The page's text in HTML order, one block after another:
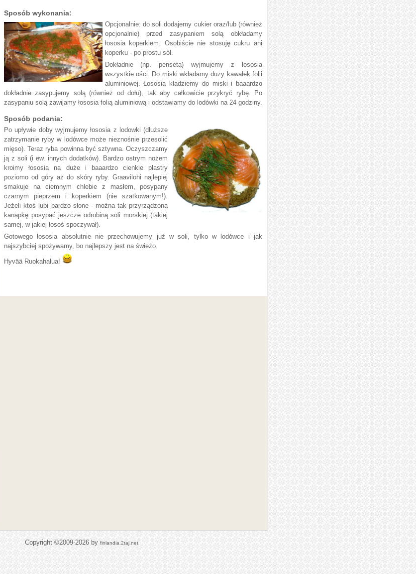
Sposób wykonania:
Opcjonalnie: do soli dodajemy cukier oraz/lub (również
opcjonalnie) przed zasypaniem solą obkładamy
łososia koperkiem. Osobiście nie stosuję cukru ani
koperku - po prostu sól.
Dokładnie (np. pensetą) wyjmujemy z łososia
wszystkie ości. Do miski wkładamy duży kawałek folii
aluminiowej. Łososia kładziemy do miski i baaardzo
dokładnie zasypujemy solą (również od dołu), tak aby całkowicie przykryć rybę. Po
zasypaniu solą zawijamy łososia folią aluminiową i odstawiamy do lodówki na 24 godziny.
Sposób podania:
Po upływie doby wyjmujemy łososia z lodowki (dłuższe
zatrzymanie ryby w lodówce może nieznośnie przesolić
mięso). Teraz ryba powinna być sztywna. Oczyszczamy
ją z soli (i ew. innych dodatków). Bardzo ostrym nożem
kroimy łososia na duże i baaardzo cienkie plastry
poziomo od góry aż do skóry ryby. Graavilohi najlepiej
smakuje na ciemnym chlebie z masłem, posypany
czarnym pieprzem i koperkiem (nie szatkowanym!).
Jeżeli ktoś lubi bardzo słone - można tak przyrządzoną
kanapkę posypać jeszcze odrobiną soli morskiej (takiej
samej, w jakiej łosoś spoczywał).
Gotowego łososia absolutnie nie przechowujemy już w soli, tylko w lodówce i jak
najszybciej spożywamy, bo najlepszy jest na świeżo.
Hyvää Ruokahalua!
Copyright ©2009-2026 byfinlandia.2taj.net